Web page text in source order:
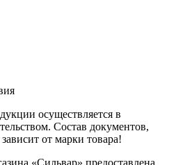
осуществляется в
Состав документов,
от марки товара!
«Сильвар» предоставлена